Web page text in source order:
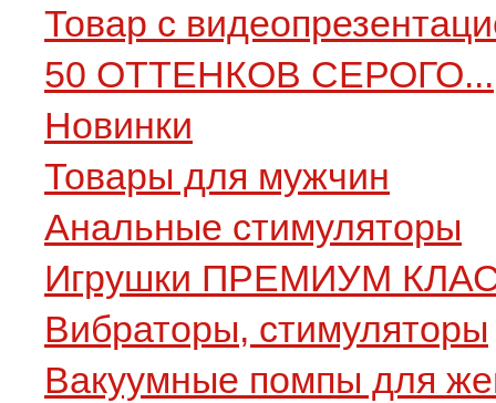
Товар с
50 ОТТЕНКОВ СЕРОГО...
Новинки
Товары для мужчин
Анальные стимуляторы
Игрушки ПРЕМИУМ
Вибраторы, стимуляторы
Вакуумные помпы для